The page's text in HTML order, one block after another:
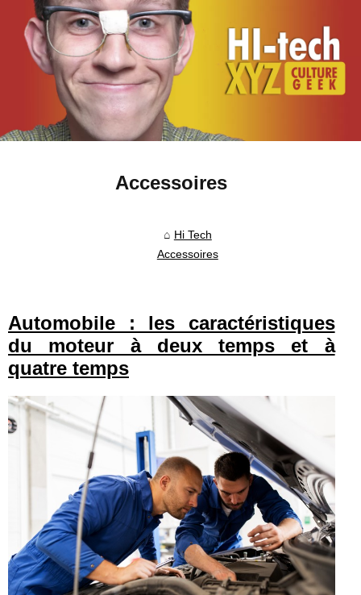
Accessoires
Hi Tech
Accessoires
Automobile : les caractéristiques
du moteur à deux temps et à
quatre temps